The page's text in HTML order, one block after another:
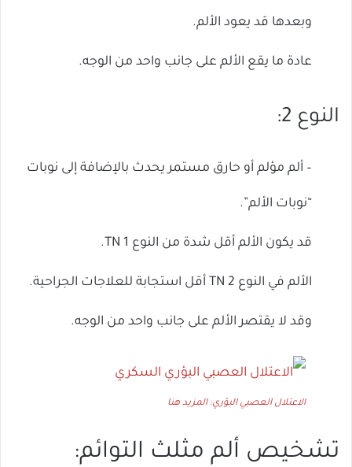
وبعدها قد يعود الألم.
عادة ما يقع الألم على جانب واحد من الوجه.
النوع 2:
– ألم مؤلم أو حارق مستمر يحدث بالإضافة إلى نوبات
“نوبات الألم”.
قد يكون الألم أقل شدة من النوع 1 TN.
الألم في النوع 2 TN أقل استجابة للعلاجات الجراحية.
وقد لا يقتصر الألم على جانب واحد من الوجه.
الاعتلال العصبي البؤري: المزيد هنا
تشخيص ألم مثلث التوائم: